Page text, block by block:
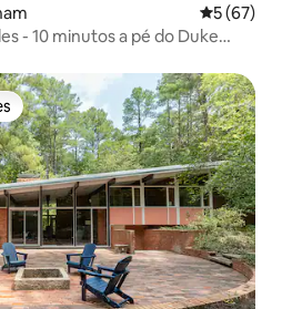
5 de uma
5 (67)
- 10 minutos a pé do Duke
dos hóspedes